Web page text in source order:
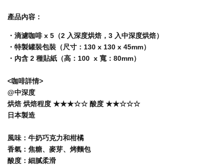
產品內容：
・滴濾咖啡 x 5（2 入深度烘焙，3 入中深度烘焙）
・特製罐裝包裝（尺寸：130 x 130 x 45mm）
・內含 2 種貼紙（高：100 x 寬：80mm）
<咖啡詳情>
@中深度
烘焙 烘焙程度 ★★★☆☆ 酸度 ★★☆☆☆
日本製造
風味：牛奶巧克力和柑橘
香氣：焦糖、麥芽、烤麵包
酸度：細膩柔滑